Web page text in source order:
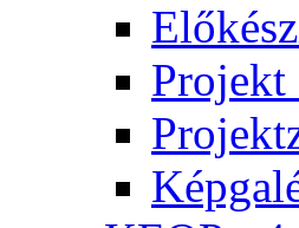
Projekt